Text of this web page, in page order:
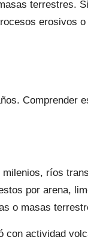
terrestres.
erosivos
Comprender
ríos
por arena,
o masas
con actividad